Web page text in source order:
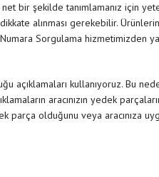
bir şekilde tanımlamanız için
dikkate alınması gerekebilir.
Sorgulama hizmetimizden
kullanıyoruz. Bu
aracınızın yedek
parça olduğunu veya aracınıza